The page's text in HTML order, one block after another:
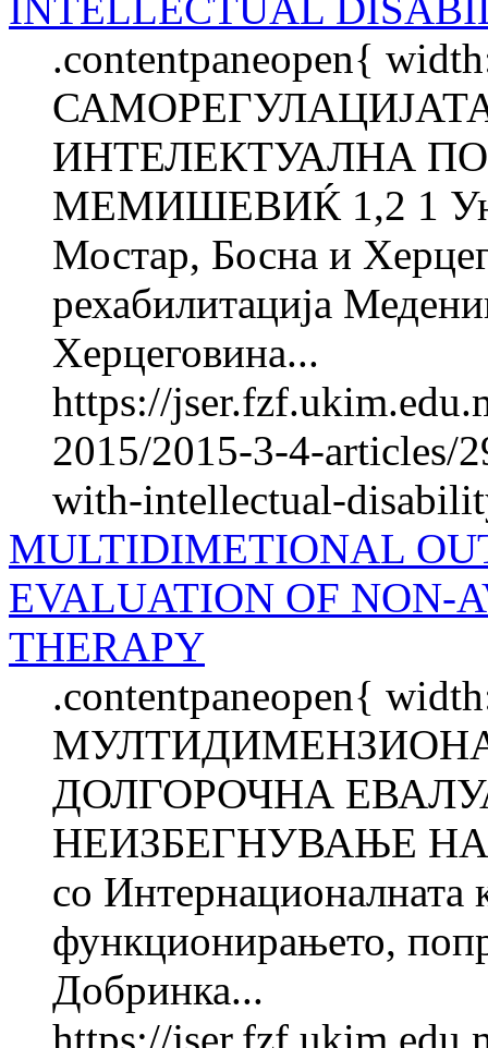
.contentpaneopen{
ИНТЕЛЕКТУАЛНА
МЕМИШЕВИЌ 1,2 1
Мостар, Босна и
рехабилитација
Херцеговина...
https://
2015/2015-3-4-articles/
with-intellectual-
MULTIDIMETIONAL
EVALUATION OF NON-
THERAPY
.contentpaneopen{
ДОЛГОРОЧНА
НЕИЗБЕГНУВАЊЕ НА
со Интернационалната
функционирањето,
Добринка...
https://